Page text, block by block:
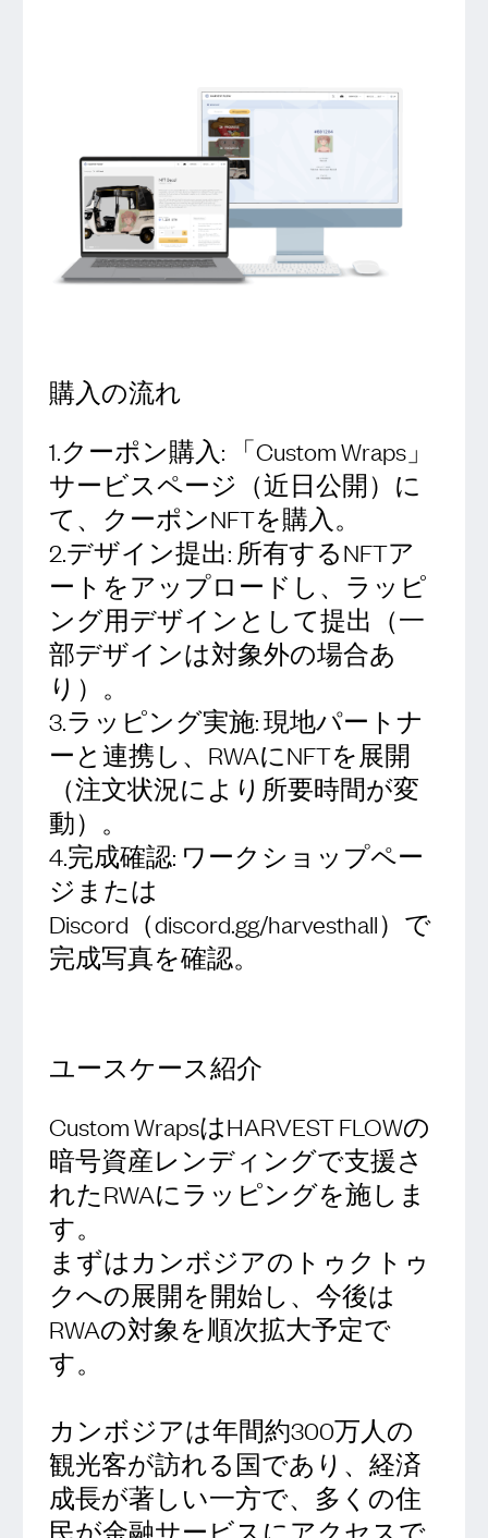
購入の流れ
1.クーポン購入: 「Custom Wraps」
サービスページ（近日公開）に
て、クーポンNFTを購入。
2.デザイン提出: 所有するNFTア
ートをアップロードし、ラッピ
ング用デザインとして提出（一
部デザインは対象外の場合あ
り）。
3.ラッピング実施: 現地パートナ
ーと連携し、RWAにNFTを展開
（注文状況により所要時間が変
動）。
4.完成確認: ワークショップペー
ジまたは
Discord（discord.gg/harvesthall）で
完成写真を確認。
ユースケース紹介
Custom WrapsはHARVEST FLOWの
暗号資産レンディングで支援さ
れたRWAにラッピングを施しま
す。
まずはカンボジアのトゥクトゥ
クへの展開を開始し、今後は
RWAの対象を順次拡大予定で
す。
カンボジアは年間約300万人の
観光客が訪れる国であり、経済
成長が著しい一方で、多くの住